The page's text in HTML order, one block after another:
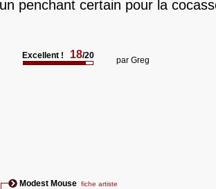
penchant certain pour la
Excellent ! 18/20 par Greg
Modest Mouse fiche artiste